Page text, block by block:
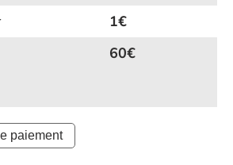
1€
60€
paiement